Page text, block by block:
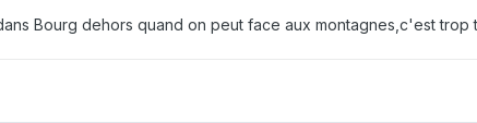
Bourg dehors quand on peut face aux montagnes,c'est trop